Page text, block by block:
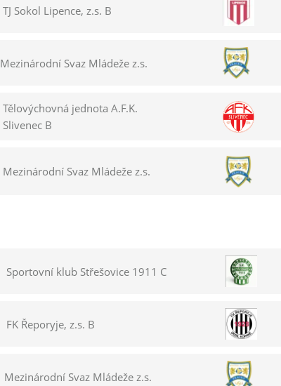
TJ Sokol Lipence, z.s. B
Mezinárodní Svaz Mládeže z.s.
Tělovýchovná jednota A.F.K.
Slivenec B
Mezinárodní Svaz Mládeže z.s.
Sportovní klub Střešovice 1911 C
FK Řeporyje, z.s. B
Mezinárodní Svaz Mládeže z.s.